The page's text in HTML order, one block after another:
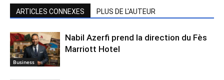
ARTICLES CONNEXES PLUS DE L'AUTEUR
Business
Nabil Azerfi prend la direction du Fès
Marriott Hotel